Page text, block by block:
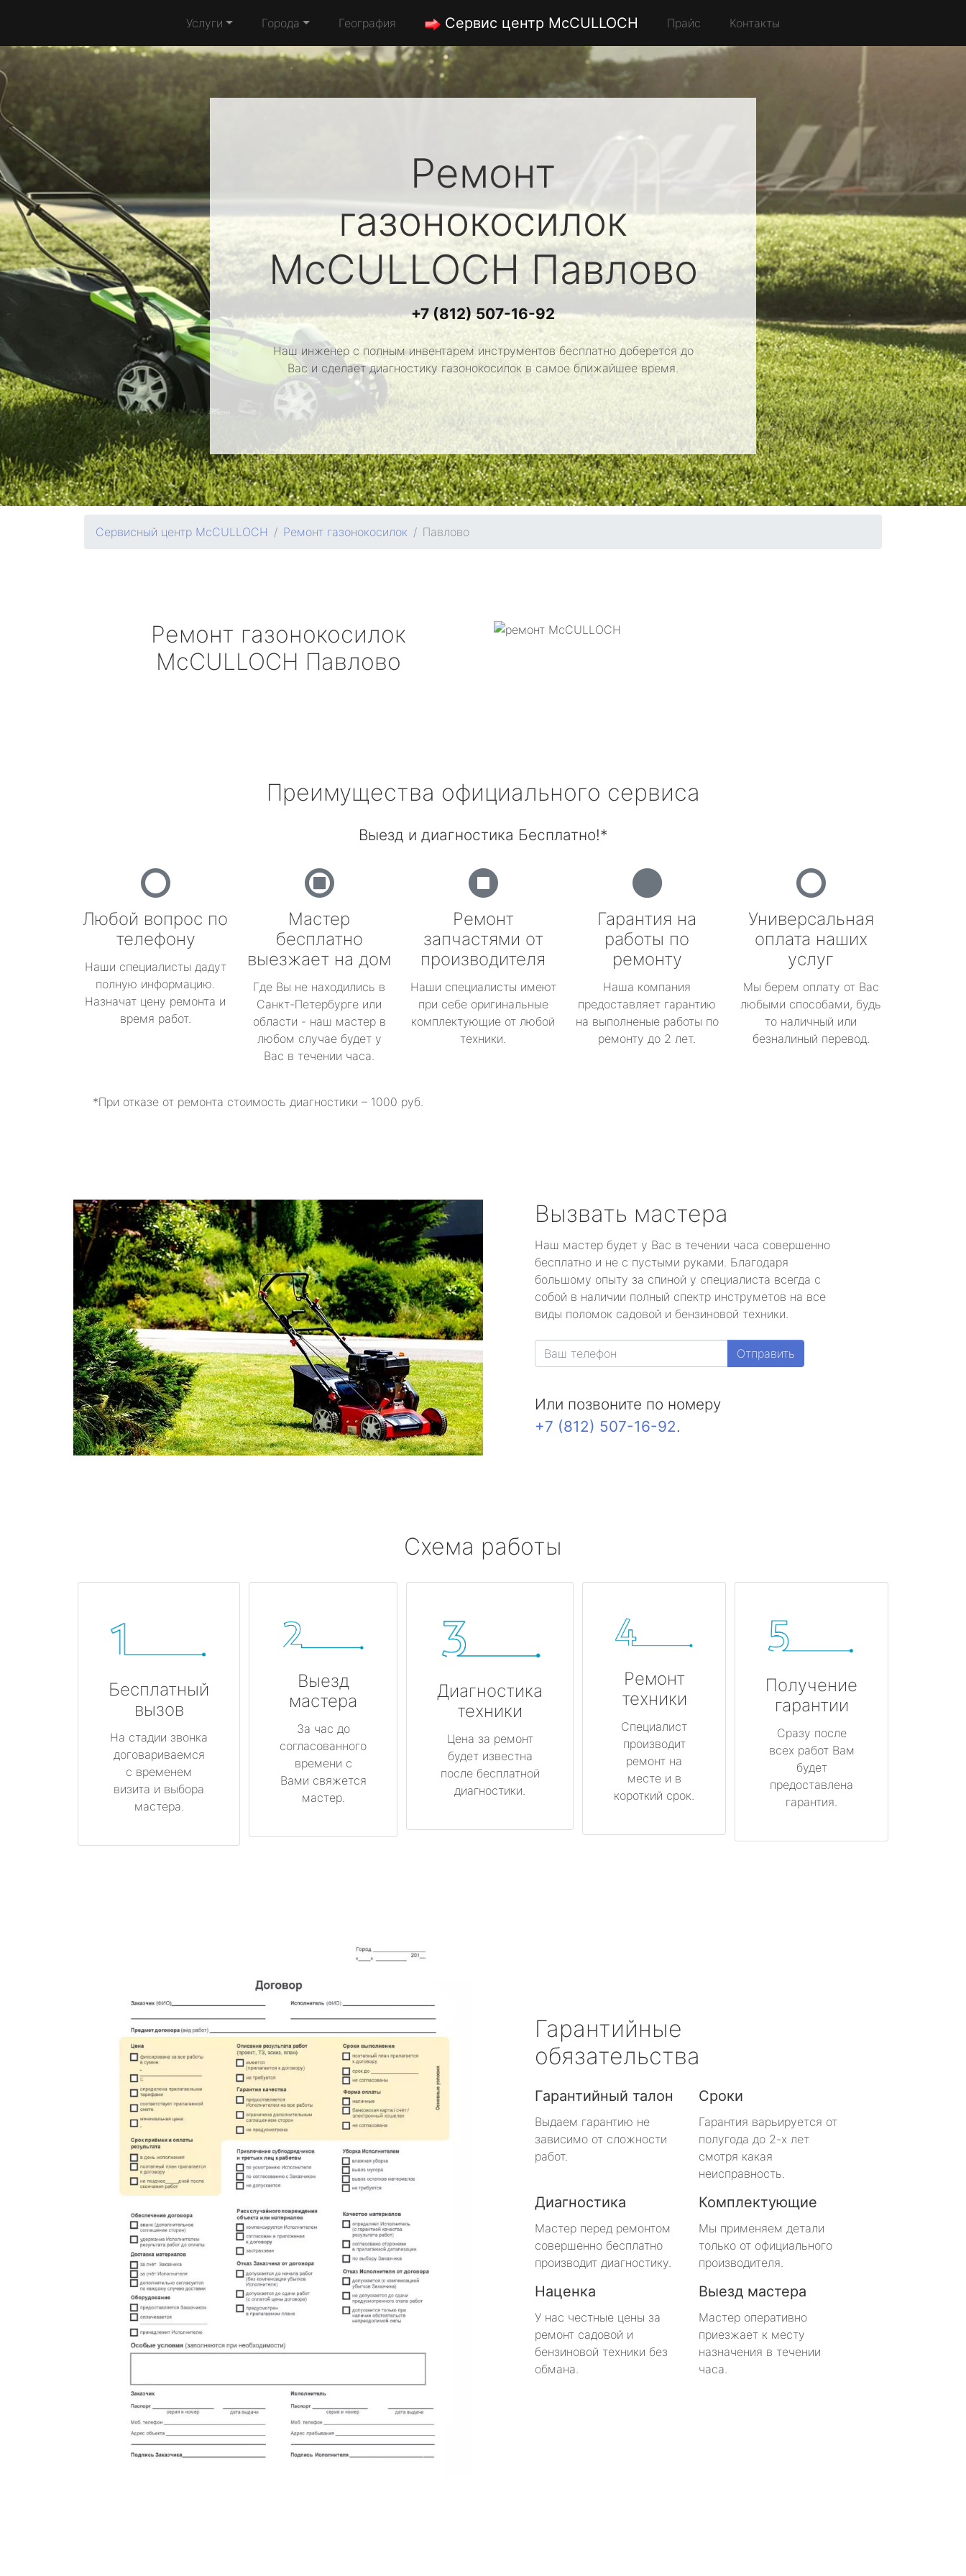
Услуги Города География Сервис центр McCULLOCH Прайс Контакты
Ремонт
газонокосилок
McCULLOCHПавлово
+7 (812) 507-16-92
Наш инженер с полным инвентарем инструментов бесплатно доберется до
Вас и сделает диагностику газонокосилок в самое ближайшее время.
Сервисный центр McCULLOCH Ремонт газонокосилок Павлово
Ремонт газонокосилок
McCULLOCH Павлово
Преимущества официального сервиса
Выезд и диагностика Бесплатно!*
Любой вопрос по
телефону
Наши специалисты дадут
полную информацию.
Назначат цену ремонта и
время работ.
Мастер
бесплатно
выезжает на дом
Где Вы не находились в
Санкт-Петербурге или
области - наш мастер в
любом случае будет у
Вас в течении часа.
Ремонт
запчастями от
производителя
Наши специалисты имеют
при себе оригинальные
комплектующие от любой
техники.
Гарантия на
работы по
ремонту
Наша компания
предоставляет гарантию
на выполненые работы по
ремонту до 2 лет.
Универсальная
оплата наших
услуг
Мы берем оплату от Вас
любыми способами, будь
то наличный или
безналиный перевод.
*При отказе от ремонта стоимость диагностики – 1000 руб.
Вызвать мастера
Наш мастер будет у Вас в течении часа совершенно
бесплатно и не с пустыми руками. Благодаря
большому опыту за спиной у специалиста всегда с
собой в наличии полный спектр инструметов на все
виды поломок садовой и бензиновой техники.
Отправить
Или позвоните по номеру
+7 (812) 507-16-92.
Схема работы
Бесплатный
вызов
На стадии звонка
договариваемся
с временем
визита и выбора
мастера.
Выезд
мастера
За час до
согласованного
времени с
Вами свяжется
мастер.
Диагностика
техники
Цена за ремонт
будет известна
после бесплатной
диагностики.
Ремонт
техники
Специалист
производит
ремонт на
месте и в
короткий срок.
Получение
гарантии
Сразу после
всех работ Вам
будет
предоставлена
гарантия.
Гарантийные
обязательства
Гарантийный талон
Выдаем гарантию не
зависимо от сложности
работ.
Сроки
Гарантия варьируется от
полугода до 2-х лет
смотря какая
неисправность.
Диагностика
Мастер перед ремонтом
совершенно бесплатно
производит диагностику.
Комплектующие
Мы применяем детали
только от официального
производителя.
Наценка
У нас честные цены за
ремонт садовой и
бензиновой техники без
обмана.
Выезд мастера
Мастер оперативно
приезжает к месту
назначения в течении
часа.